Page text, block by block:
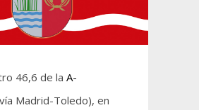
46,6 de la A-
Madrid-Toledo), en